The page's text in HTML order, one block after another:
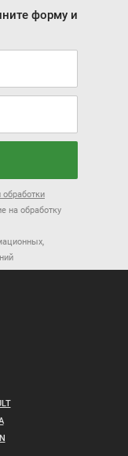
форму и
обработки
на обработку